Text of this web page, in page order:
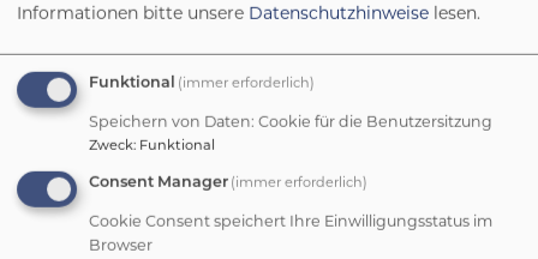
Beschwerden/Anliegen genutzt
Erstellung von übersichtlichen
Verhaltensregeln, die nun in den
Gemeindehäusern aushängen
(siehe auch S. 12).
Informationen bitte unsere Datenschutzhinweise lesen.
Funktional (immer erforderlich)
Speichern von Daten: Cookie für die Benutzersitzung
Zweck: Funktional
Consent Manager (immer erforderlich)
Cookie Consent speichert Ihre Einwilligungsstatus im
Browser